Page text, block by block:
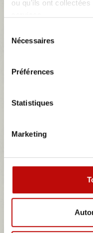
ou qu'ils ont
Nécessaires
Préférences
Statistiques
Marketing
ensemble de